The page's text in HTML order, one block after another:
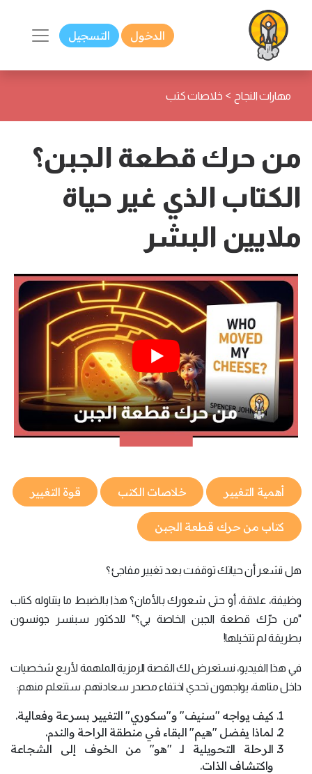
الدخول التسجيل
مهارات النجاح > خلاصات كتب
من حرك قطعة الجبن؟
الكتاب الذي غير حياة
ملايين البشر
أهمية التغيير خلاصات الكتب قوة التغيير
كتاب من حرك قطعة الجبن
هل تشعر أن حياتك توقفت بعد تغيير مفاجئ؟
وظيفة، علاقة، أو حتى شعورك بالأمان؟ هذا بالضبط ما يتناوله كتاب
"من حرّك قطعة الجبن الخاصة بي؟" للدكتور سبنسر جونسون
بطريقة لم تتخيلها!
في هذا الفيديو، نستعرض لك القصة الرمزية الملهمة لأربع شخصيات
داخل متاهة، يواجهون تحدي اختفاء مصدر سعادتهم. ستتعلم منهم:
كيف يواجه "سنيف" و"سكوري" التغيير بسرعة وفعالية.
لماذا يفضل "هيم" البقاء في منطقة الراحة والندم.
الرحلة التحويلية لـ "هو" من الخوف إلى الشجاعة
واكتشاف الذات.